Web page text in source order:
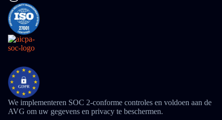
We implementeren SOC 2-conforme controles en voldoen aan de
AVG om uw gegevens en privacy te beschermen.